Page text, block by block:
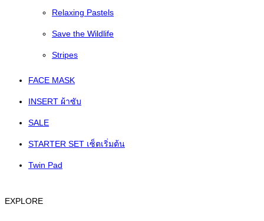
Relaxing Pastels
Save the Wildlife
Stripes
FACE MASK
INSERT ผ้าซับ
SALE
STARTER SET เซ็ตเริ่มต้น
Twin Pad
EXPLORE